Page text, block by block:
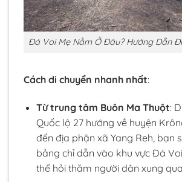
Đá Voi Mẹ Nằm Ở Đâu? Hướng Dẫn
Cách di chuyển nhanh nhất:
Từ trung tâm Buôn Ma Thuột:
Quốc lộ 27 hướng về huyện
đến địa phận xã Yang Reh, bạn
bảng chỉ dẫn vào khu vực Đá
thể hỏi thăm người dân xung